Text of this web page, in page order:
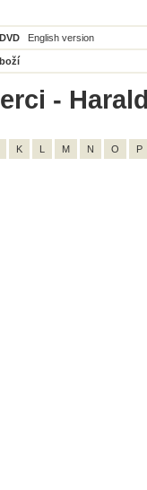
English version
-
K L M N O P